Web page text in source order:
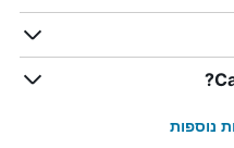
נוספות